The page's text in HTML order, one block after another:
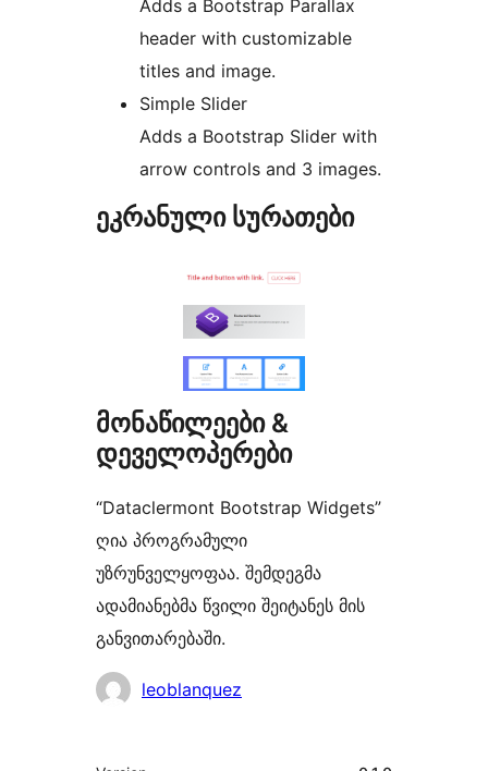
Adds a Bootstrap Parallax
header with customizable
titles and image.
Simple Slider
Adds a Bootstrap Slider with
arrow controls and 3 images.
ეკრანული სურათები
მონაწილეები &
დეველოპერები
“Dataclermont Bootstrap Widgets”
ღია პროგრამული
უზრუნველყოფაა. შემდეგმა
ადამიანებმა წვილი შეიტანეს მის
განვითარებაში.
მონაწილეები
leoblanquez
მეტა